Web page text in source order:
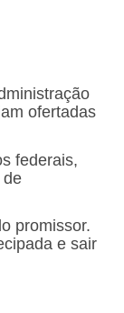
ofertadas
federais,
de
promissor.
e sair